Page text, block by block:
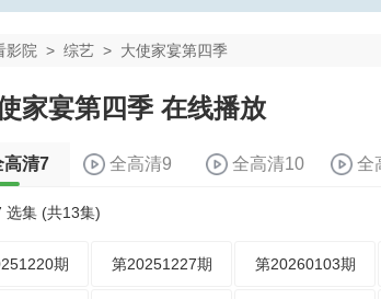
影院 > 综艺 > 大使家宴第四季
家宴第四季 在线播放
高清7 全高清9 全高清10 全
选集 (共13集)
期 第20251227期 第20260103期